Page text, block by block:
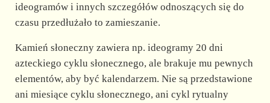
ideogramów i innych szczegółów odnoszących się do
czasu przedłużało to zamieszanie.
Kamień słoneczny zawiera np. ideogramy 20 dni
azteckiego cyklu słonecznego, ale brakuje mu pewnych
elementów, aby być kalendarzem. Nie są przedstawione
ani miesiące cyklu słonecznego, ani cykl rytualny